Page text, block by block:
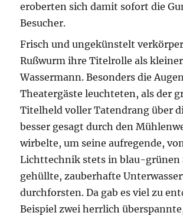
eroberten sich damit sofort die
Besucher.
Frisch und ungekünstelt
Rußwurm ihre Titelrolle als kleiner
Wassermann. Besonders die
Theatergäste leuchteten, als der
Titelheld voller Tatendrang über
besser gesagt durch den
wirbelte, um seine aufregende,
Lichttechnik stets in blau-grünen
gehüllte, zauberhafte
durchforsten. Da gab es viel zu
Beispiel zwei herrlich